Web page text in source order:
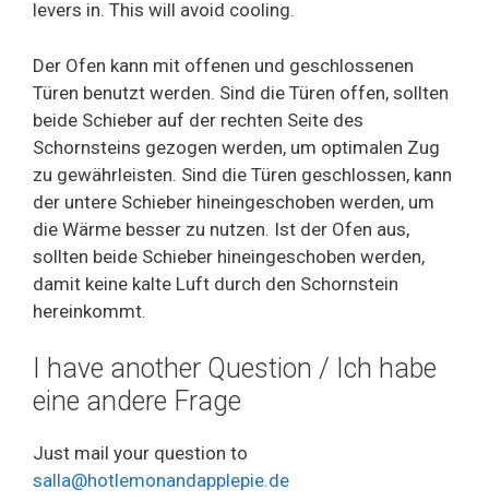
levers in. This will avoid cooling.
Der Ofen kann mit offenen und geschlossenen
Türen benutzt werden. Sind die Türen offen, sollten
beide Schieber auf der rechten Seite des
Schornsteins gezogen werden, um optimalen Zug
zu gewährleisten. Sind die Türen geschlossen, kann
der untere Schieber hineingeschoben werden, um
die Wärme besser zu nutzen. Ist der Ofen aus,
sollten beide Schieber hineingeschoben werden,
damit keine kalte Luft durch den Schornstein
hereinkommt.
I have another Question / Ich habe
eine andere Frage
Just mail your question to
salla@hotlemonandapplepie.de